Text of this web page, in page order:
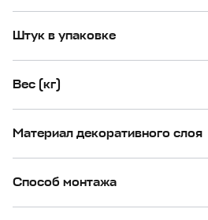
Штук в упаковке
Вес (кг)
Материал декоративного слоя
Способ монтажа